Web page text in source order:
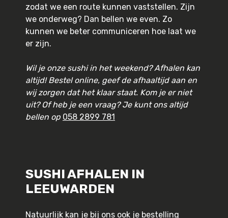
zodat we een route kunnen vaststellen. Zijn
we onderweg? Dan bellen we even. Zo
kunnen we beter communiceren hoe laat we
er zijn.
Wil je onze sushi in het weekend? Afhalen kan
altijd! Bestel online, geef de afhaaltijd aan en
wij zorgen dat het klaar staat. Kom je er niet
uit? Of heb je een vraag? Je kunt ons altijd
bellen op 058 2899 781
SUSHI AFHALEN IN
LEEUWARDEN
Natuurlijk kan je bij ons ook je bestelling